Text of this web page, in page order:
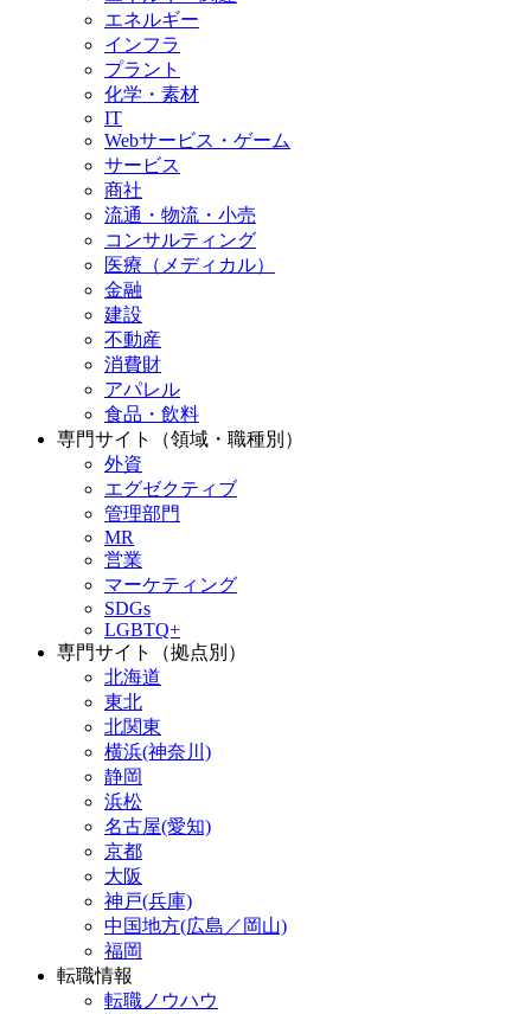
エネルギー
インフラ
プラント
化学・素材
IT
Webサービス・ゲーム
サービス
商社
流通・物流・小売
コンサルティング
医療（メディカル）
金融
建設
不動産
消費財
アパレル
食品・飲料
専門サイト（領域・職種別）
外資
エグゼクティブ
管理部門
MR
営業
マーケティング
SDGs
LGBTQ+
専門サイト（拠点別）
北海道
東北
北関東
横浜(神奈川)
静岡
浜松
名古屋(愛知)
京都
大阪
神戸(兵庫)
中国地方(広島／岡山)
福岡
転職情報
転職ノウハウ